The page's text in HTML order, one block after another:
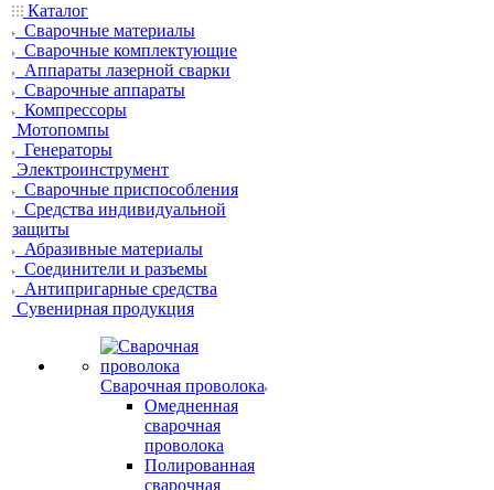
Каталог
Сварочные материалы
Сварочные комплектующие
Аппараты лазерной сварки
Сварочные аппараты
Компрессоры
Мотопомпы
Генераторы
Электроинструмент
Сварочные приспособления
Средства индивидуальной
защиты
Абразивные материалы
Соединители и разъемы
Антипригарные средства
Сувенирная продукция
Сварочная проволока
Омедненная
сварочная
проволока
Полированная
сварочная